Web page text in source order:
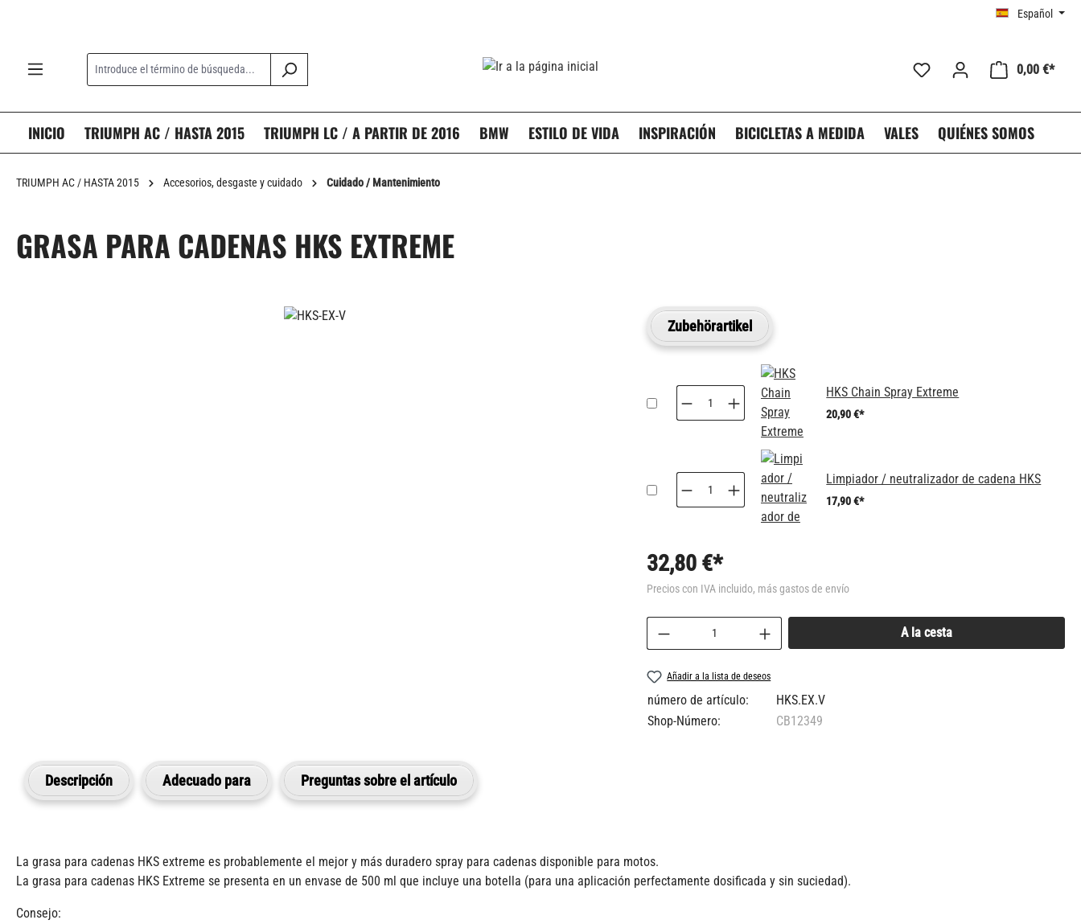
Español
0,00 €*
INICIO TRIUMPH AC / HASTA 2015 TRIUMPH LC / A PARTIR DE 2016 BMW ESTILO DE VIDA INSPIRACIÓN BICICLETAS A MEDIDA VALES QUIÉNES SOMOS
TRIUMPH AC / HASTA 2015 Accesorios, desgaste y cuidado Cuidado / Mantenimiento
GRASA PARA CADENAS HKS EXTREME
Zubehörartikel
HKS Chain Spray Extreme
20,90 €*
Limpiador / neutralizador de cadena HKS
17,90 €*
32,80 €*
Precios con IVA incluido, más gastos de envío
Cantidad del producto: introduce la cantidad
A la cesta
Añadir a la lista de deseos
número de artículo:
HKS.EX.V
Shop-Número:
CB12349
Descripción Adecuado para Preguntas sobre el artículo
La grasa para cadenas HKS extreme es probablemente el mejor y más duradero spray para cadenas disponible para motos.
La grasa para cadenas HKS Extreme se presenta en un envase de 500 ml que incluye una botella (para una aplicación perfectamente dosificada y sin suciedad).
Consejo: